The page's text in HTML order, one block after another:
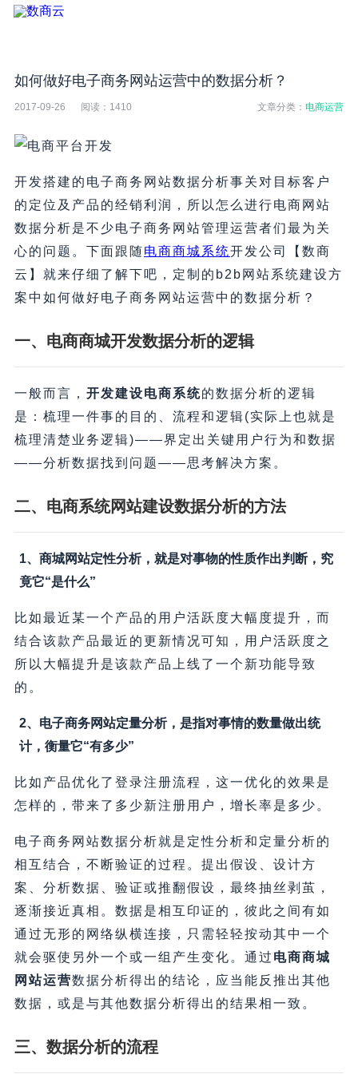
如何做好电子商务网站运营中的数据分析？
2017-09-26 阅读： 1410 文章分类：电商运营
开发搭建的电子商务网站数据分析事关对目标客户
的定位及产品的经销利润，所以怎么进行电商网站
数据分析是不少电子商务网站管理运营者们最为关
心的问题。下面跟随电商商城系统开发公司【数商
云】就来仔细了解下吧，定制的b2b网站系统建设方
案中如何做好电子商务网站运营中的数据分析？
一、电商商城开发数据分析的逻辑
一般而言， 开发建设电商系统的数据分析的逻辑
是：梳理一件事的目的、流程和逻辑(实际上也就是
梳理清楚业务逻辑)——界定出关键用户行为和数据
——分析数据找到问题——思考解决方案。
二、电商系统网站建设数据分析的方法
1、商城网站定性分析，就是对事物的性质作出判断，究
竟它“是什么”
比如最近某一个产品的用户活跃度大幅度提升，而
结合该款产品最近的更新情况可知，用户活跃度之
所以大幅提升是该款产品上线了一个新功能导致
的。
2、电子商务网站定量分析，是指对事情的数量做出统
计，衡量它“有多少”
比如产品优化了登录注册流程，这一优化的效果是
怎样的，带来了多少新注册用户，增长率是多少。
电子商务网站数据分析就是定性分析和定量分析的
相互结合，不断验证的过程。提出假设、设计方
案、分析数据、验证或推翻假设，最终抽丝剥茧，
逐渐接近真相。数据是相互印证的，彼此之间有如
通过无形的网络纵横连接，只需轻轻按动其中一个
就会驱使另外一个或一组产生变化。通过 电商商城
网站运营数据分析得出的结论，应当能反推出其他
数据，或是与其他数据分析得出的结果相一致。
三、数据分析的流程